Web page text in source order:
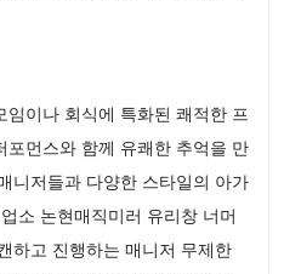
이나 회식에 특화된 쾌적한 프
먼스와 함께 유쾌한 추억을 만
니저들과 다양한 스타일의 아가
소 논현매직미러 유리창 너머
하고 진행하는 매니저 무제한